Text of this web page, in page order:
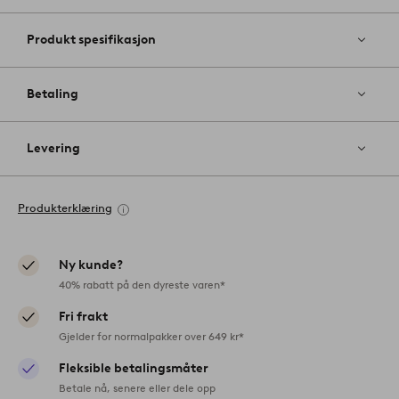
Produkt spesifikasjon
Betaling
Levering
Produkterklæring
Ny kunde?
40% rabatt på den dyreste varen*
Fri frakt
Gjelder for normalpakker over 649 kr*
Fleksible betalingsmåter
Betale nå, senere eller dele opp